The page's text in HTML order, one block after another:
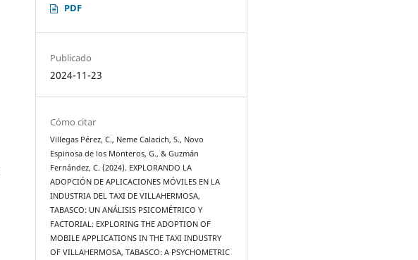
PDF
Publicado
2024-11-23
Cómo citar
Villegas Pérez, C., Neme Calacich, S., Novo
Espinosa de los Monteros, G., & Guzmán
Fernández, C. (2024). EXPLORANDO LA
ADOPCIÓN DE APLICACIONES MÓVILES EN LA
INDUSTRIA DEL TAXI DE VILLAHERMOSA,
TABASCO: UN ANÁLISIS PSICOMÉTRICO Y
FACTORIAL: EXPLORING THE ADOPTION OF
MOBILE APPLICATIONS IN THE TAXI INDUSTRY
OF VILLAHERMOSA, TABASCO: A PSYCHOMETRIC